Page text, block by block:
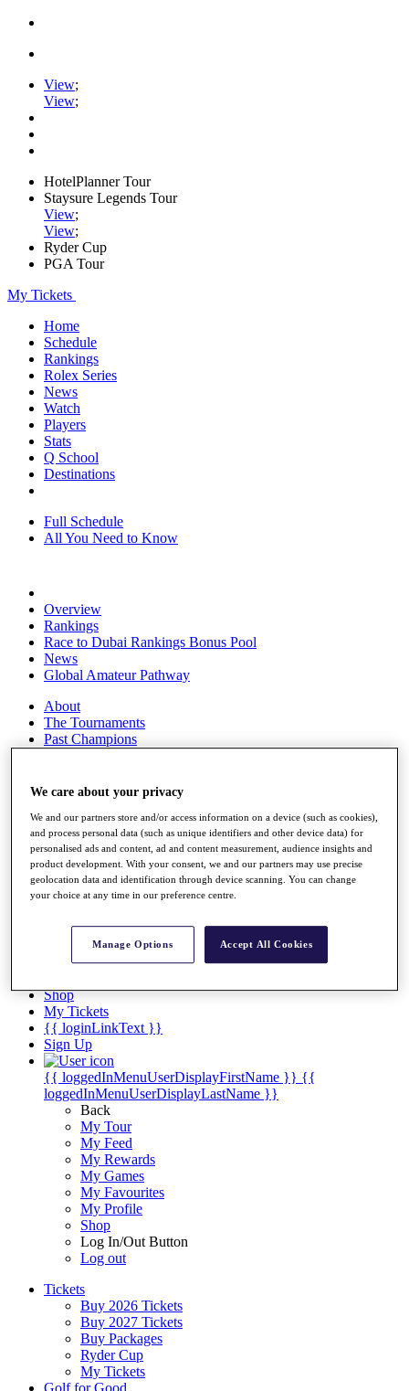
View;
View;
HotelPlanner Tour
Staysure Legends Tour
View;
View;
Ryder Cup
PGA Tour
My Tickets
Home
Schedule
Rankings
Rolex Series
News
Watch
Players
Stats
Q School
Destinations
Full Schedule
All You Need to Know
Overview
Rankings
Race to Dubai Rankings Bonus Pool
News
Global Amateur Pathway
About
The Tournaments
Past Champions
Overview
Videos
Discover Players
Exemption Categories
Stats
Records & Achievements
Career Money List
Non-Member R2D Points List
Shop
My Tickets
{{ loginLinkText }}
Sign Up
{{ loggedInMenuUserDisplayFirstName }} {{
loggedInMenuUserDisplayLastName }}
Back
My Tour
My Feed
My Rewards
My Games
My Favourites
My Profile
Shop
Log In/Out Button
Log out
Tickets
Buy 2026 Tickets
Buy 2027 Tickets
Buy Packages
Ryder Cup
My Tickets
Golf for Good
We care about your privacy
We and our partners store and/or access information on a device (such as cookies),
and process personal data (such as unique identifiers and other device data) for
personalised ads and content, ad and content measurement, audience insights and
product development. With your consent, we and our partners may use precise
geolocation data and identification through device scanning. You can change
your choice at any time in our preference centre.
Manage Options Accept All Cookies